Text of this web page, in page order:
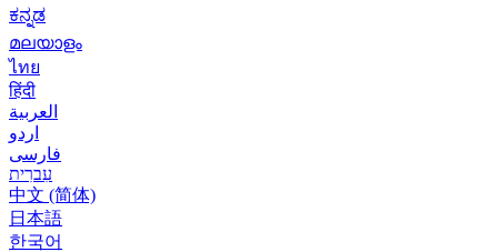
ಕನ್ನಡ
മലയാളം
ไทย
हिंदी
العربية
اردو
فارسی
עִברִית
中文 (简体)
日本語
한국어